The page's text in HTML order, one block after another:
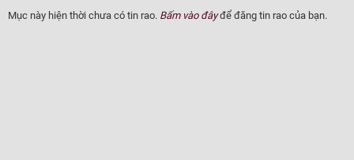
GIÁ XE XUẤT XỨ
Mục này hiện thời chưa có tin rao. Bấm vào đâyđể đăng tin rao của bạn.